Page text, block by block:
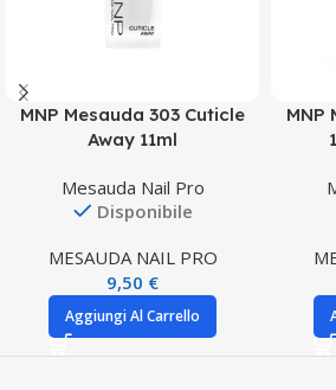
MNP Mesauda 303 Cuticle
Away 11ml
Mesauda Nail Pro
Disponibile
MESAUDA NAIL PRO
9,50 €
Aggiungi Al Carrello
MNP